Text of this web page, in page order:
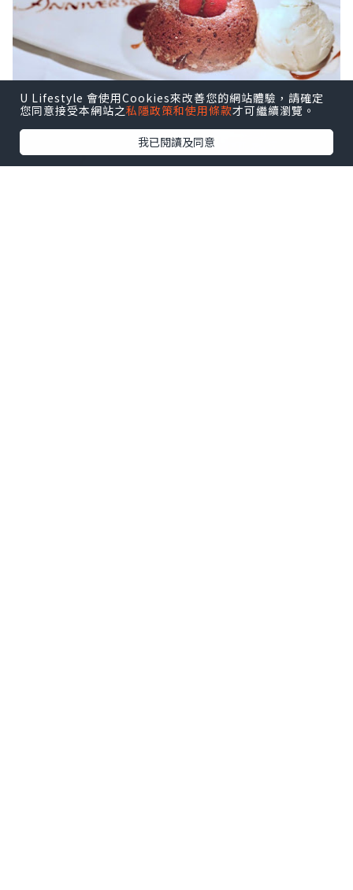
U Lifestyle 會使用Cookies來改善您的網站體驗，請確定
您同意接受本網站之私隱政策和使用條款才可繼續瀏覽。
我已閱讀及同意